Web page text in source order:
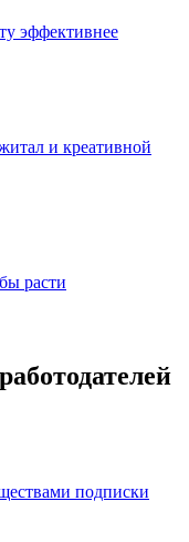
эффективнее
и креативной
расти
подписки